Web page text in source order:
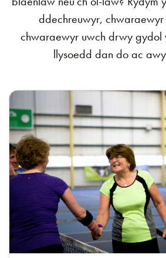
ddechreuwyr,
chwaraewyr uwch drwy gydol
llysoedd dan do ac